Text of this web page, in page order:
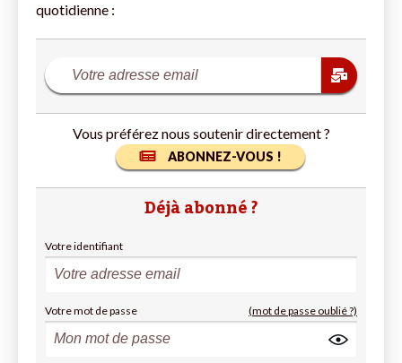
quotidienne :
Vous préférez nous soutenir directement ?
ABONNEZ-VOUS !
Déjà abonné ?
Votre identifiant
Votre mot de passe (mot de passe oublié ?)